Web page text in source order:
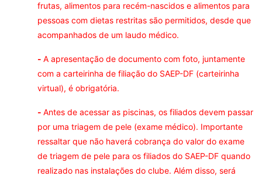
frutas, alimentos para recém-nascidos e alimentos para
pessoas com dietas restritas são permitidos, desde que
acompanhados de um laudo médico.
- A apresentação de documento com foto, juntamente
com a carteirinha de filiação do SAEP-DF (carteirinha
virtual), é obrigatória.
- Antes de acessar as piscinas, os filiados devem passar
por uma triagem de pele (exame médico). Importante
ressaltar que não haverá cobrança do valor do exame
de triagem de pele para os filiados do SAEP-DF quando
realizado nas instalações do clube. Além disso, será